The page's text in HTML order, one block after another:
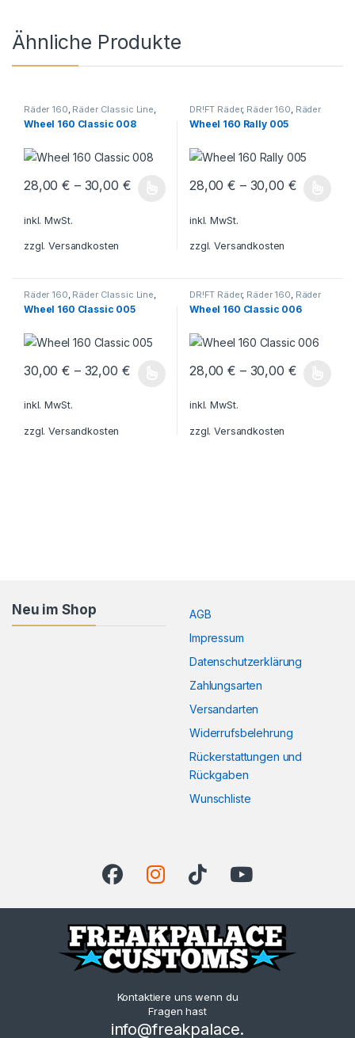
Ähnliche Produkte
Räder 160, Räder Classic Line,
DR!FT Räder
Wheel 160 Classic 008
28,00€ – 30,00 €
Dieses Produkt weist mehrere Varianten auf. Die Optionen
inkl. MwSt.
zzgl.Versandkosten
DR!FT Räder, Räder 160, Räder
Rally
Wheel 160 Rally 005
28,00€ – 30,00 €
Dieses Produkt weist mehrere
inkl. MwSt.
zzgl.Versandkosten
Räder 160 Räder Classic Line
DR!FT Räder
Wheel 160 Classic 005
30,00€ – 32,00 €
Dieses Produkt weist mehrere Varianten auf. Die Optionen
inkl. MwSt.
zzgl.Versandkosten
DR!FT Räder, Räder 160 Räder
Classic Line
Wheel 160 Classic 006
28,00€ – 30,00 €
Dieses Produkt weist mehrere
inkl. MwSt.
zzgl.Versandkosten
Neu im Shop
AGB
Impressum
Datenschutzerklärung
Zahlungsarten
Versandarten
Widerrufsbelehrung
Rückerstattungen und
Rückgaben
Wunschliste
Kontaktiere uns wenn du
Fragen hast
info@freakpalace.